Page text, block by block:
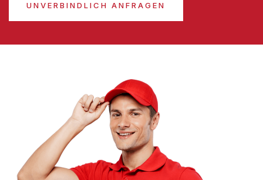
UNVERBINDLICH ANFRAGEN